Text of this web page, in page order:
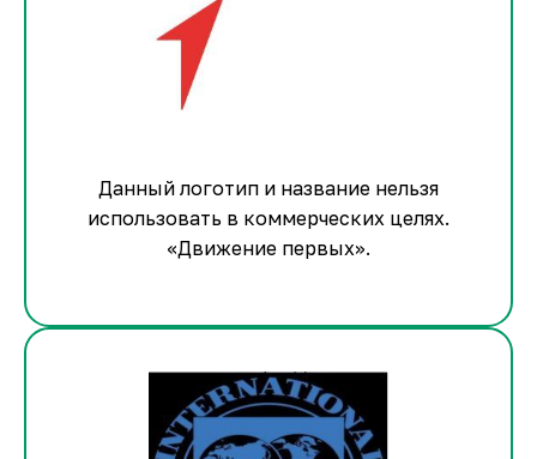
Данный логотип и название нельзя
использовать в коммерческих целях.
«Движение первых».